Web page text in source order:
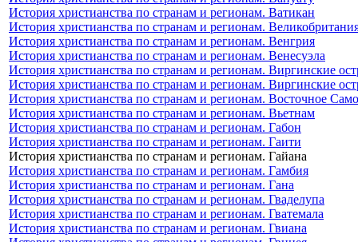
История христианства по странам и регионам. Ватикан
История христианства по странам и регионам.
История христианства по странам и регионам. Венгрия
История христианства по странам и регионам. Венесуэла
История христианства по странам и регионам. Виргинские
История христианства по странам и регионам. Виргинские
История христианства по странам и регионам. Восточное
История христианства по странам и регионам. Вьетнам
История христианства по странам и регионам. Габон
История христианства по странам и регионам. Гаити
История христианства по странам и регионам. Гайана
История христианства по странам и регионам. Гамбия
История христианства по странам и регионам. Гана
История христианства по странам и регионам. Гваделупа
История христианства по странам и регионам. Гватемала
История христианства по странам и регионам. Гвиана